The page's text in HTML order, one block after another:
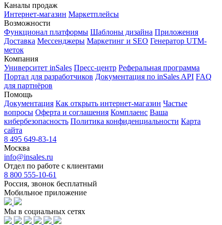
Каналы продаж
Интернет-магазин Маркетплейсы
Возможности
Функционал платформы Шаблоны дизайна Приложения
Доставка Мессенджеры Маркетинг и SEO Генератор UTM-
меток
Компания
Университет inSales Пресс-центр Реферальная программа
Портал для разработчиков Документация по inSales API FAQ
для партнёров
Помощь
Документация Как открыть интернет-магазин Частые
вопросы Оферта и соглашения Комплаенс Ваша
кибербезопасность Политика конфиденциальности Карта
сайта
8 495 649-83-14
Москва
info@insales.ru
Отдел по работе с клиентами
8 800 555-10-61
Россия, звонок бесплатный
Мобильное приложение
Мы в социальных сетях